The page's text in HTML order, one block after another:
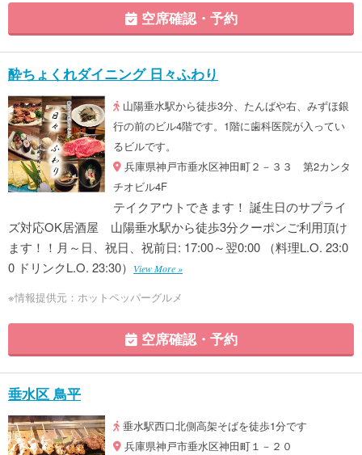
空席確認・予約
酔ちょくれダイニング 日々ふわり
山陽垂水駅から徒歩3分、たんばや右、みずほ銀
行の前のビル4階です。1階に歯科医院が入ってい
るビルです。
兵庫県神戸市垂水区神田町２－３３ 第2カンタ
チオビル4F
テイクアウトできます！ 誕生日のサプライ
ズ対応OK居酒屋 山陽垂水駅から徒歩3分クーポンご利用頂け
ます！！月～日、祝日、祝前日: 17:00～翌0:00 （料理L.O. 23:0
0 ドリンクL.O. 23:30）
View More »
※情報提供元：ホットペッパーグルメ
空席確認・予約
垂水区 鳥平
垂水駅西口北側高架そばを徒歩1分です
兵庫県神戸市垂水区神田町１－２０